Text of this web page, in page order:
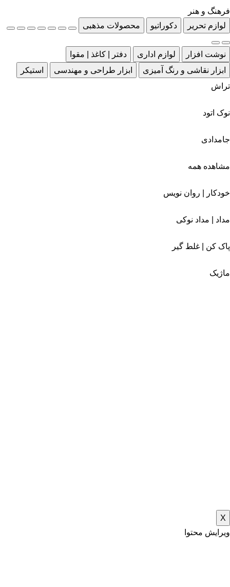
فرهنگ و هنر
لوازم تحریر
دکوراتیو محصولات مذهبی
نوشت افزار لوازم اداری
دفتر | کاغذ | مقوا
ابزار نقاشی و رنگ آمیزی
ابزار طراحی و مهندسی
استیکر
تراش
نوک اتود
جامدادی
مشاهده همه
خودکار | روان نویس
مداد | مداد نوکی
پاک کن | غلط گیر
ماژیک
X
ویرایش محتوا